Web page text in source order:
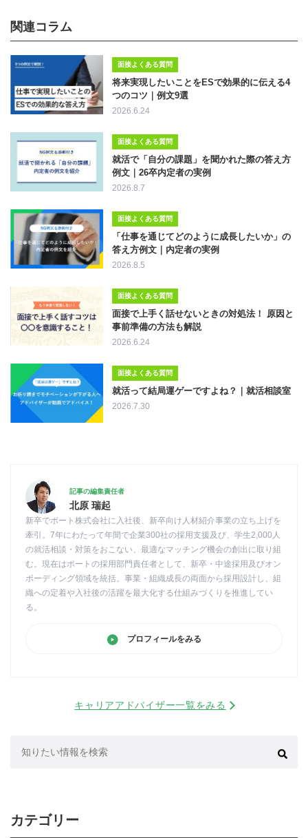
関連コラム
面接よくある質問
将来実現したいことをESで効果的に伝える4
つのコツ｜例文9選
2026.6.24
面接よくある質問
就活で「自分の課題」を聞かれた際の答え方
例文｜26卒内定者の実例
2026.8.7
面接よくある質問
「仕事を通じてどのように成長したいか」の
答え方例文｜内定者の実例
2026.8.5
面接よくある質問
面接で上手く話せないときの対処法！ 原因と
事前準備の方法も解説
2026.6.24
面接よくある質問
就活って結局運ゲーですよね？｜就活相談室
2026.7.30
記事の編集責任者
北原 瑞起
新卒でポート株式会社に入社後、新卒向け人材紹介事業の立ち上げを
牽引。7年にわたって年間で企業300社の採用支援及び、学生2,000人
の就活相談・対策をおこない、最適なマッチング機会の創出に取り組
む。現在はポートの採用部門責任者として、新卒・中途採用及びオン
ボーディング領域を統括。事業・組織成長の両面から採用設計し、組
織への定着や入社後の活躍を最大化する仕組みづくりを推進してい
る。
プロフィールをみる
キャリアアドバイザー一覧をみる
カテゴリー